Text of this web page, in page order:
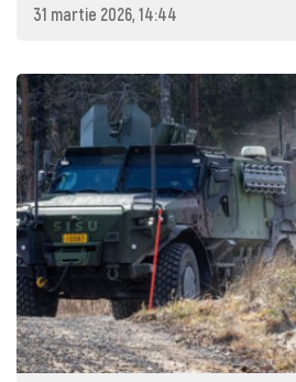
31 martie 2026, 14:44